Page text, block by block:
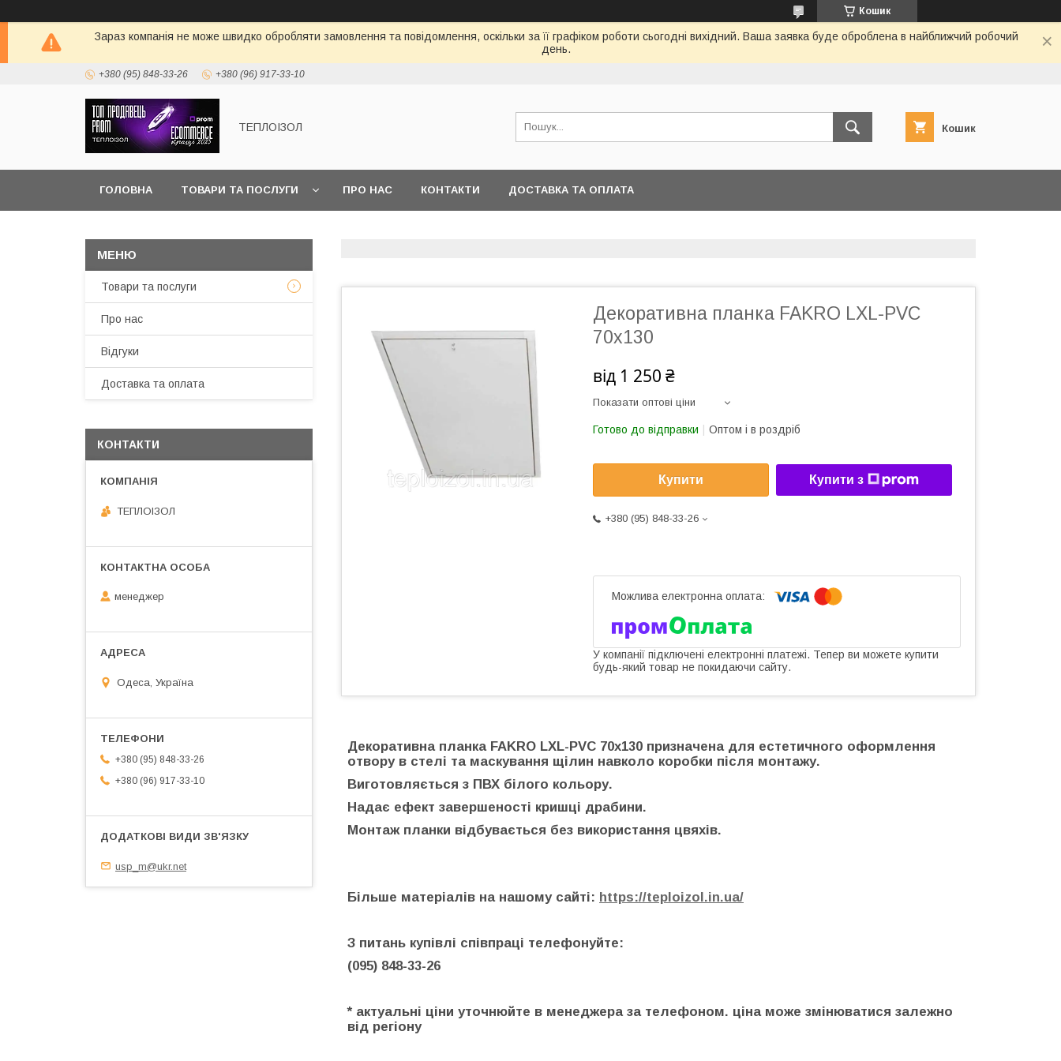
Кошик
Зараз компанія не може швидко обробляти замовлення та повідомлення, оскільки за її графіком роботи сьогодні вихідний. Ваша заявка буде оброблена в найближчий робочий
день.
+380 (95) 848-33-26 +380 (96) 917-33-10
ТЕПЛОIЗОЛ Кошик
ГОЛОВНА ТОВАРИ ТА ПОСЛУГИ ПРО НАС КОНТАКТИ ДОСТАВКА ТА ОПЛАТА
Декоративна планка FAKRO LXL-PVC
70x130
від 1 250 ₴
Показати оптові ціни
Готово до відправки Оптом і в роздріб
Купити Купити з
+380 (95) 848-33-26
У компанії підключені електронні платежі. Тепер ви можете купити
будь-який товар не покидаючи сайту.
Декоративна планка FAKRO LXL-PVC 70x130 призначена для естетичного оформлення
отвору в стелі та маскування щілин навколо коробки після монтажу.
Виготовляється з ПВХ білого кольору.
Надає ефект завершеності кришці драбини.
Монтаж планки відбувається без використання цвяхів.
Більше матеріалів на нашому сайті: https://teploizol.in.ua/
З питань купівлі співпраці телефонуйте:
(095) 848-33-26
* актуальні ціни уточнюйте в менеджера за телефоном. ціна може змінюватися залежно
від регіону
Товари та послуги
Про нас
Вiдгуки
Доставка та оплата
КОНТАКТИ
ТЕПЛОIЗОЛ
менеджер
Одеса, Україна
+380 (95) 848-33-26
+380 (96) 917-33-10
usp_m@ukr.net